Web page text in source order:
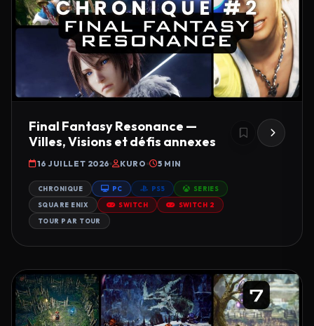
Final Fantasy Resonance —
Villes, Visions et défis annexes
16 JUILLET 2026 KURO 5 MIN
CHRONIQUE PC PS5 SERIES
SQUARE ENIX SWITCH SWITCH 2
TOUR PAR TOUR